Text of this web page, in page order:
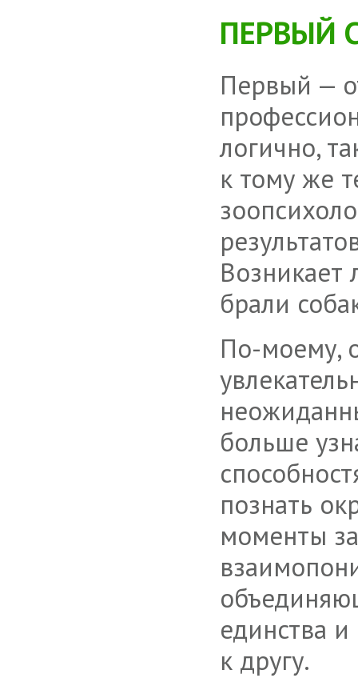
ПЕРВЫЙ
Первый —
логично,
к тому же
Возникает
брали
По-моему,
больше
познать
моменты
единства
к другу.